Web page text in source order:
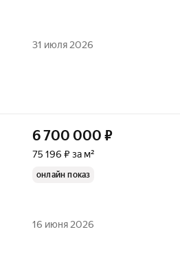
31 июля 2026
6 700 000 ₽
75 196 ₽ за м²
онлайн показ
16 июня 2026